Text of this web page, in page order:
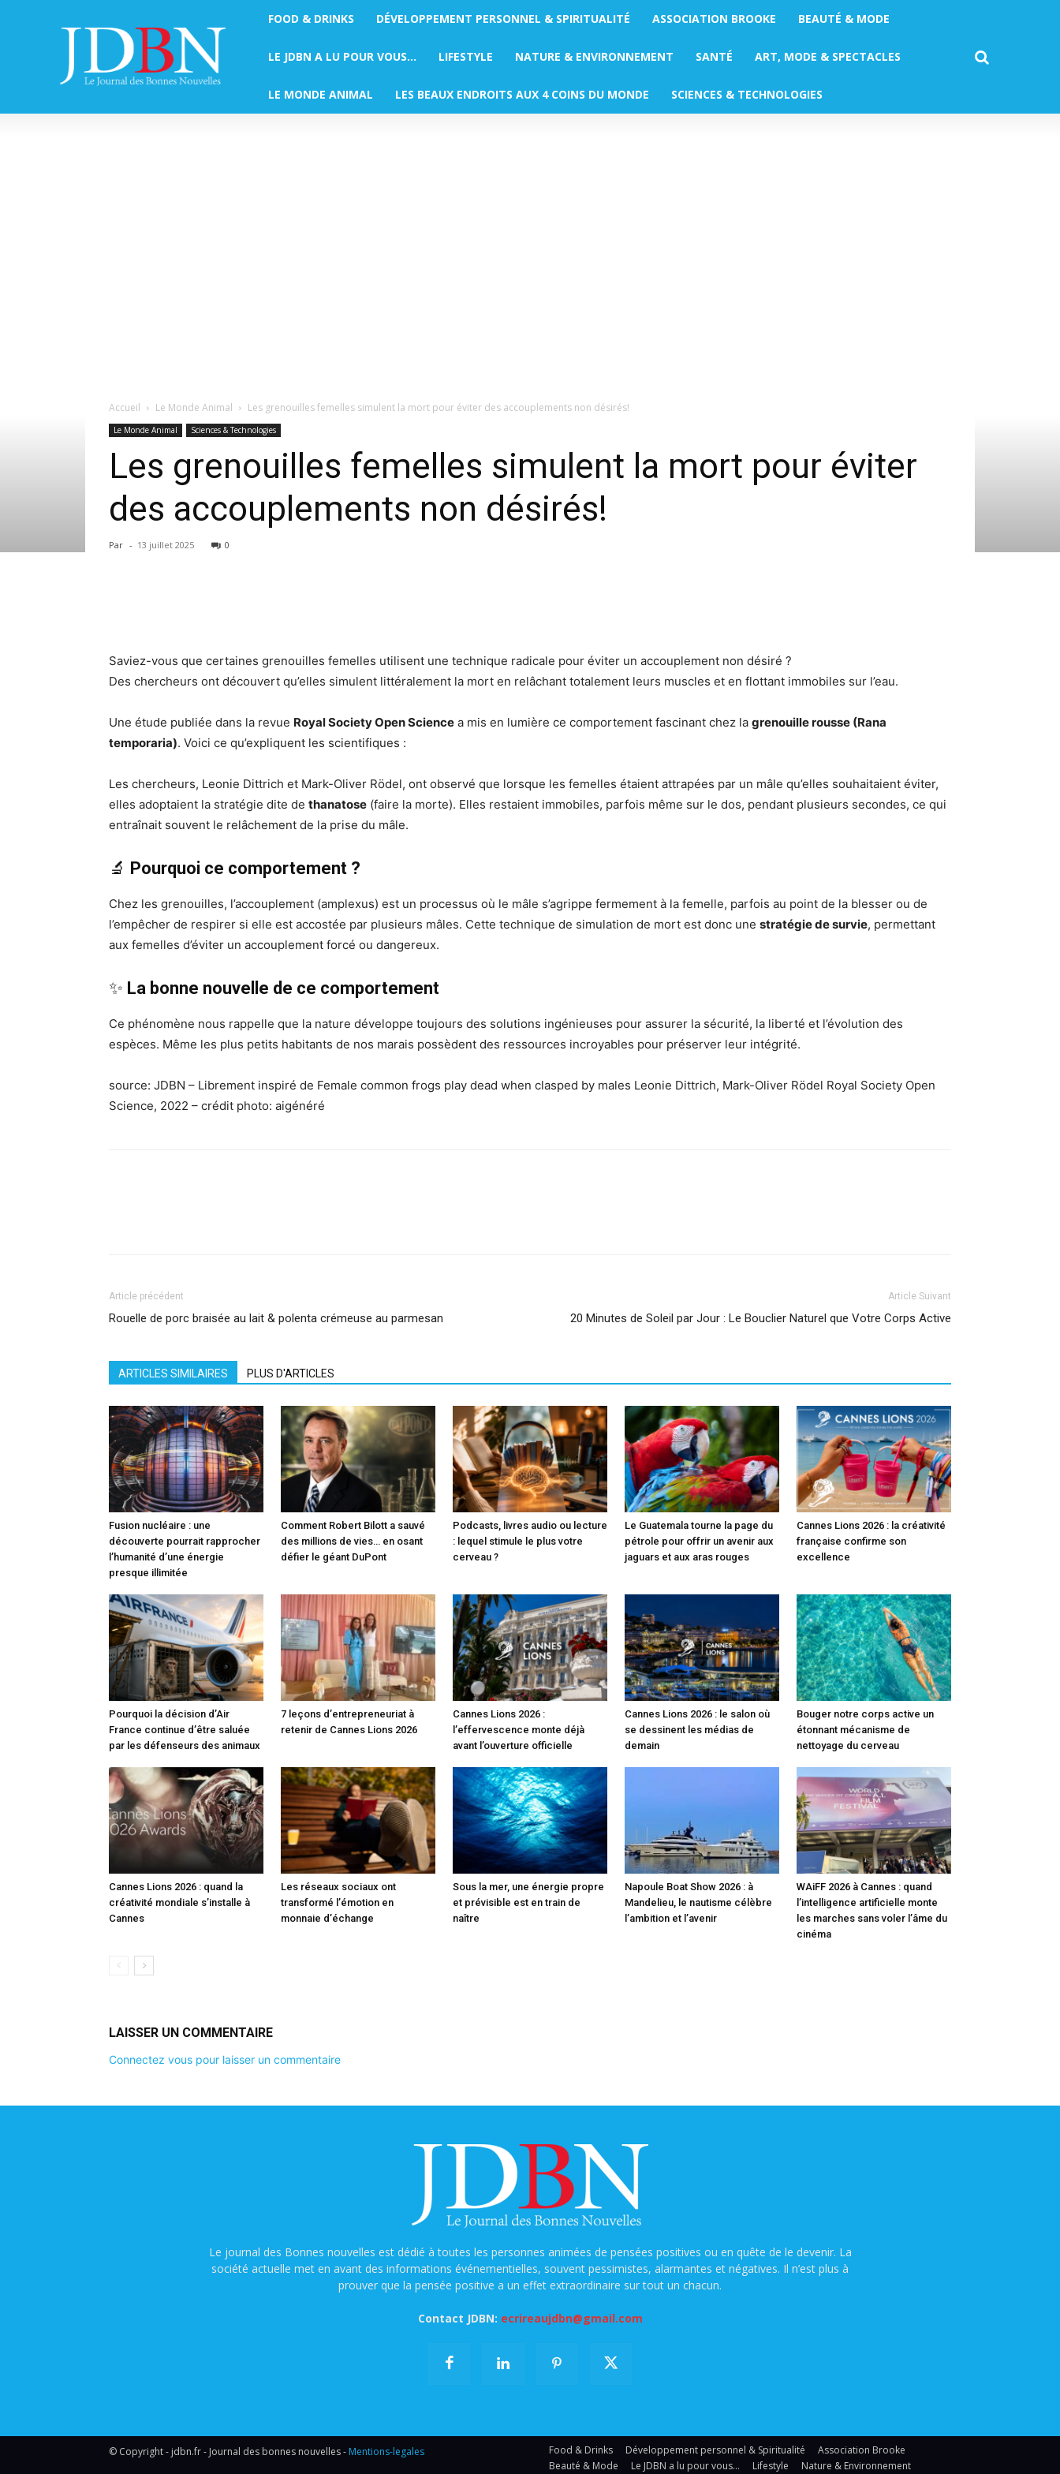
FOOD & DRINKS DÉVELOPPEMENT PERSONNEL & SPIRITUALITÉ ASSOCIATION BROOKE BEAUTÉ & MODE
LE JDBN A LU POUR VOUS… LIFESTYLE NATURE & ENVIRONNEMENT SANTÉ ART, MODE & SPECTACLES
LE MONDE ANIMAL LES BEAUX ENDROITS AUX 4 COINS DU MONDE SCIENCES & TECHNOLOGIES
Accueil Le Monde Animal Les grenouilles femelles simulent la mort pour éviter des accouplements non désirés!
Le Monde Animal Sciences & Technologies
Les grenouilles femelles simulent la mort pour éviter
des accouplements non désirés!
Par - 13 juillet 2025 0
Saviez-vous que certaines grenouilles femelles utilisent une technique radicale pour éviter un accouplement non désiré ?
Des chercheurs ont découvert qu’elles simulent littéralement la mort en relâchant totalement leurs muscles et en flottant immobiles sur l’eau.
Une étude publiée dans la revue Royal Society Open Science a mis en lumière ce comportement fascinant chez la grenouille rousse (Rana
temporaria). Voici ce qu’expliquent les scientifiques :
Les chercheurs, Leonie Dittrich et Mark-Oliver Rödel, ont observé que lorsque les femelles étaient attrapées par un mâle qu’elles souhaitaient éviter,
elles adoptaient la stratégie dite de thanatose (faire la morte). Elles restaient immobiles, parfois même sur le dos, pendant plusieurs secondes, ce qui
entraînait souvent le relâchement de la prise du mâle.
🔬 Pourquoi ce comportement ?
Chez les grenouilles, l’accouplement (amplexus) est un processus où le mâle s’agrippe fermement à la femelle, parfois au point de la blesser ou de
l’empêcher de respirer si elle est accostée par plusieurs mâles. Cette technique de simulation de mort est donc une stratégie de survie, permettant
aux femelles d’éviter un accouplement forcé ou dangereux.
✨ La bonne nouvelle de ce comportement
Ce phénomène nous rappelle que la nature développe toujours des solutions ingénieuses pour assurer la sécurité, la liberté et l’évolution des
espèces. Même les plus petits habitants de nos marais possèdent des ressources incroyables pour préserver leur intégrité.
source: JDBN – Librement inspiré de Female common frogs play dead when clasped by males Leonie Dittrich, Mark-Oliver Rödel Royal Society Open
Science, 2022 – crédit photo: aigénéré
Article précédent
Rouelle de porc braisée au lait & polenta crémeuse au parmesan
Article Suivant
20 Minutes de Soleil par Jour : Le Bouclier Naturel que Votre Corps Active
ARTICLES SIMILAIRES PLUS D'ARTICLES
Fusion nucléaire : une
découverte pourrait rapprocher
l’humanité d’une énergie
presque illimitée
Comment Robert Bilott a sauvé
des millions de vies… en osant
défier le géant DuPont
Podcasts, livres audio ou lecture
: lequel stimule le plus votre
cerveau ?
Le Guatemala tourne la page du
pétrole pour offrir un avenir aux
jaguars et aux aras rouges
Cannes Lions 2026 : la créativité
française confirme son
excellence
Pourquoi la décision d’Air
France continue d’être saluée
par les défenseurs des animaux
7 leçons d’entrepreneuriat à
retenir de Cannes Lions 2026
Cannes Lions 2026 :
l’effervescence monte déjà
avant l’ouverture officielle
Cannes Lions 2026 : le salon où
se dessinent les médias de
demain
Bouger notre corps active un
étonnant mécanisme de
nettoyage du cerveau
Cannes Lions 2026 : quand la
créativité mondiale s’installe à
Cannes
Les réseaux sociaux ont
transformé l’émotion en
monnaie d’échange
Sous la mer, une énergie propre
et prévisible est en train de
naître
Napoule Boat Show 2026 : à
Mandelieu, le nautisme célèbre
l’ambition et l’avenir
WAiFF 2026 à Cannes : quand
l’intelligence artificielle monte
les marches sans voler l’âme du
cinéma
LAISSER UN COMMENTAIRE
Connectez vous pour laisser un commentaire
Le journal des Bonnes nouvelles est dédié à toutes les personnes animées de pensées positives ou en quête de le devenir. La
société actuelle met en avant des informations événementielles, souvent pessimistes, alarmantes et négatives. Il n’est plus à
prouver que la pensée positive a un effet extraordinaire sur tout un chacun.
Contact JDBN: ecrireaujdbn@gmail.com
© Copyright - jdbn.fr - Journal des bonnes nouvelles - Mentions-legales Food & Drinks Développement personnel & Spiritualité
Association Brooke
Beauté & Mode
Le JDBN a lu pour vous… Lifestyle Nature & Environnement